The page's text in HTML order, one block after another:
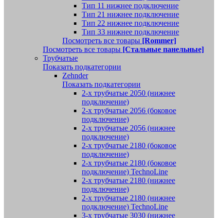
Тип 11 нижнее подключение
Тип 21 нижнее подключение
Тип 22 нижнее подключение
Тип 33 нижнее подключение
Посмотреть все товары [Rommer]
Посмотреть все товары [Стальные панельные]
Трубчатые
Показать подкатегории
Zehnder
Показать подкатегории
2-х трубчатые 2050 (нижнее
подключение)
2-х трубчатые 2056 (боковое
подключение)
2-х трубчатые 2056 (нижнее
подключение)
2-х трубчатые 2180 (боковое
подключение)
2-х трубчатые 2180 (боковое
подключение) TechnoLine
2-х трубчатые 2180 (нижнее
подключение)
2-х трубчатые 2180 (нижнее
подключение) TechnoLine
3-х трубчатые 3030 (нижнее